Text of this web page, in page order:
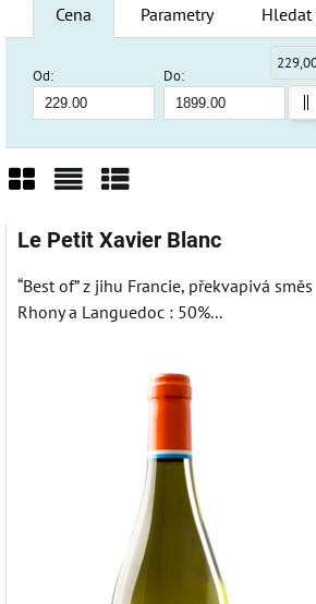
Cena Parametry
Od: Do:
Mřížka
Le Petit Xavier Blanc
“Best of” z jihu Francie, překvapivá směs
Rhony a Languedoc : 50%...